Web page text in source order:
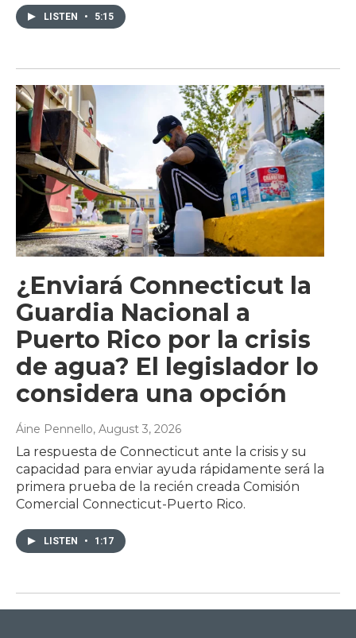
LISTEN • 5:15
¿Enviará Connecticut la
Guardia Nacional a
Puerto Rico por la crisis
de agua? El legislador lo
considera una opción
Áine Pennello, August 3, 2026
La respuesta de Connecticut ante la crisis y su
capacidad para enviar ayuda rápidamente será la
primera prueba de la recién creada Comisión
Comercial Connecticut-Puerto Rico.
LISTEN • 1:17